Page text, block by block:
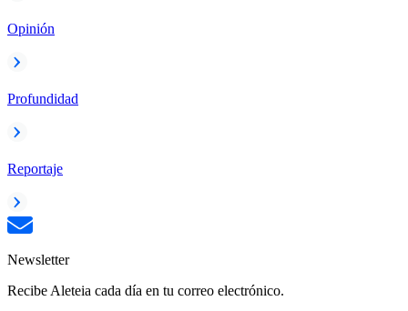
Opinión
Profundidad
Reportaje
Newsletter
Recibe Aleteia cada día en tu correo electrónico.